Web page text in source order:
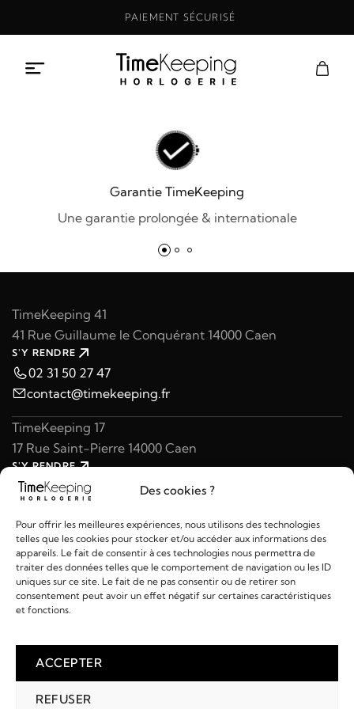
Des cookies ?
Pour offrir les meilleures expériences, nous utilisons des technologies
telles que les cookies pour stocker et/ou accéder aux informations des
appareils. Le fait de consentir à ces technologies nous permettra de
traiter des données telles que le comportement de navigation ou les ID
uniques sur ce site. Le fait de ne pas consentir ou de retirer son
consentement peut avoir un effet négatif sur certaines caractéristiques
et fonctions.
ACCEPTER
REFUSER
PAIEMENT SÉCURISÉ
Garantie TimeKeeping
Une garantie prolongée & internationale
TimeKeeping 41
41 Rue Guillaume le Conquérant 14000 Caen
S'Y RENDRE
02 31 50 27 47
contact@timekeeping.fr
TimeKeeping 17
17 Rue Saint-Pierre 14000 Caen
S'Y RENDRE
02 31 47 49 97
contact@timekeeping.fr
Liens utiles
2026 © TIMEKEEPING - Réalisé par